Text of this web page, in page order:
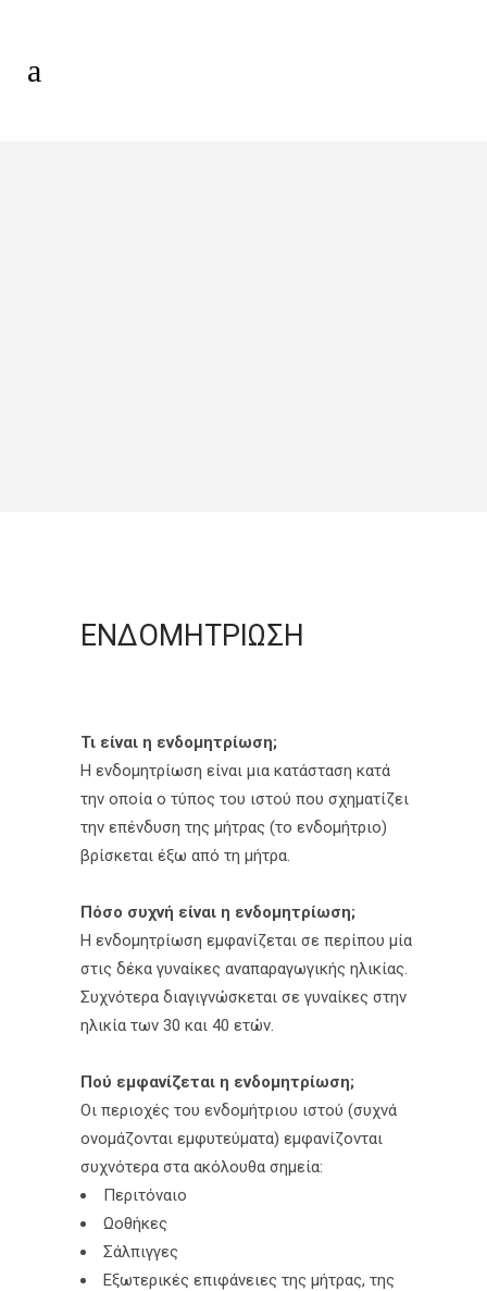
ΕΝΔΟΜΗΤΡΙΩΣΗ
Τι είναι η ενδομητρίωση;
Η ενδομητρίωση είναι μια κατάσταση κατά
την οποία ο τύπος του ιστού που σχηματίζει
την επένδυση της μήτρας (το ενδομήτριο)
βρίσκεται έξω από τη μήτρα.
Πόσο συχνή είναι η ενδομητρίωση;
Η ενδομητρίωση εμφανίζεται σε περίπου μία
στις δέκα γυναίκες αναπαραγωγικής ηλικίας.
Συχνότερα διαγιγνώσκεται σε γυναίκες στην
ηλικία των 30 και 40 ετών.
Πού εμφανίζεται η ενδομητρίωση;
Οι περιοχές του ενδομήτριου ιστού (συχνά
ονομάζονται εμφυτεύματα) εμφανίζονται
συχνότερα στα ακόλουθα σημεία:
Περιτόναιο
Ωοθήκες
Σάλπιγγες
Εξωτερικές επιφάνειες της μήτρας, της